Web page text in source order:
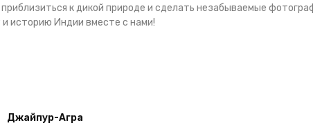
к дикой природе и сделать незабываемые
и историю Индии вместе с нами!
Джайпур-Агра